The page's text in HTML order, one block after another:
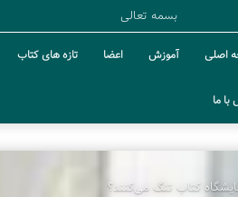
بسمه تعالی
اصلی آموزش اعضا تازه های کتاب
ما
کتاب تنگ می‌کنند؟